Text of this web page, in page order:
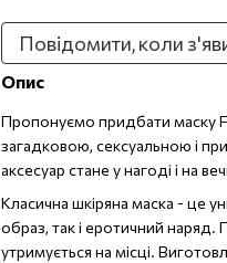
Повідомити, коли
Опис
Пропонуємо придбати маску
загадковою, сексуальною і
аксесуар стане у нагоді і на
Класична шкіряна маска - це
образ, так і еротичний наряд.
утримується на місці.